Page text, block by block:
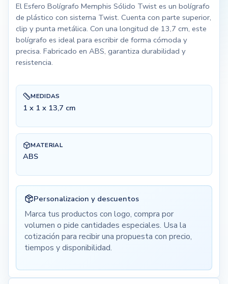
El Esfero Bolígrafo Memphis Sólido Twist es un bolígrafo
de plástico con sistema Twist. Cuenta con parte superior,
clip y punta metálica. Con una longitud de 13,7 cm, este
bolígrafo es ideal para escribir de forma cómoda y
precisa. Fabricado en ABS, garantiza durabilidad y
resistencia.
MEDIDAS
1 x 1 x 13,7 cm
MATERIAL
ABS
Personalizacion y descuentos
Marca tus productos con logo, compra por
volumen o pide cantidades especiales. Usa la
cotización para recibir una propuesta con precio,
tiempos y disponibilidad.